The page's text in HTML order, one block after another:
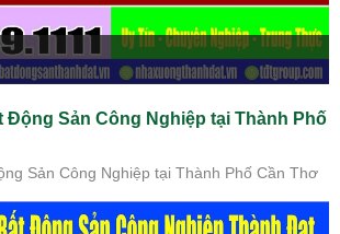
Động Sản Công Nghiệp tại Thành Phố
Sản Công Nghiệp tại Thành Phố Cần Thơ